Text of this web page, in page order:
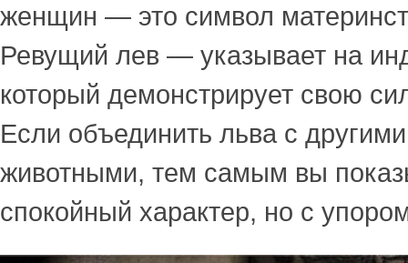
женщин — это символ
Ревущий лев — указывает на
который демонстрирует свою
Если объединить льва с
животными, тем самым вы
спокойный характер, но с